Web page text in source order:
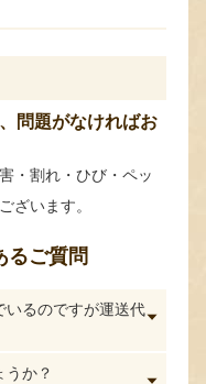
問題がなければお
・割れ・ひび・ペッ
ざいます。
るご質問
いるのですが運送代
うか？